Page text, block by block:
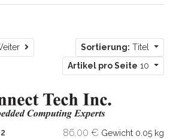
Weiter Sortierung: Titel
Artikel pro Seite 10
86,00 € Gewicht 0.05 kg